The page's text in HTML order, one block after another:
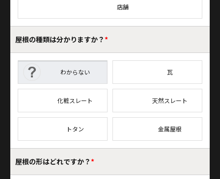
店舗
屋根の種類は分かりますか？*
わからない 瓦
化粧スレート 天然スレート
トタン 金属屋根
屋根の形はどれですか？*